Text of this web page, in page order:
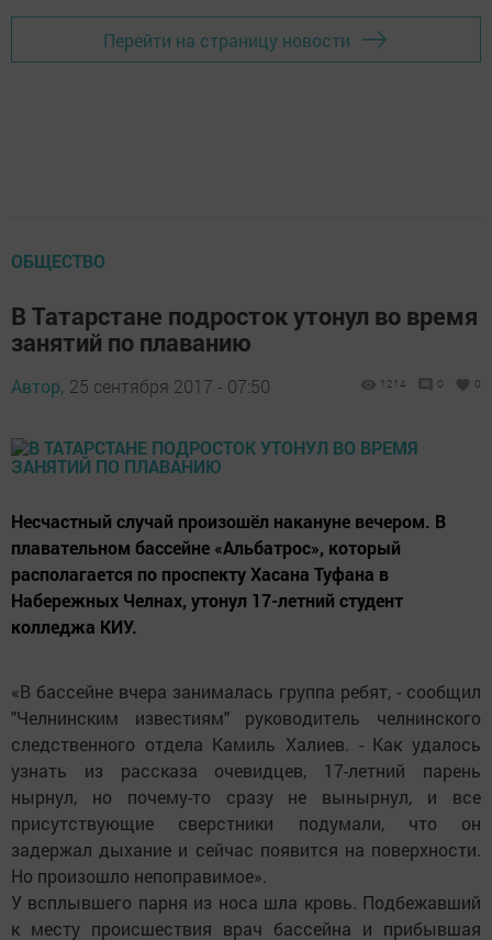
Перейти на страницу новости
ОБЩЕСТВО
В Татарстане подросток утонул во время
занятий по плаванию
Автор, 25 сентября 2017 - 07:50 1214 0 0
Несчастный случай произошёл накануне вечером. В
плавательном бассейне «Альбатрос», который
располагается по проспекту Хасана Туфана в
Набережных Челнах, утонул 17-летний студент
колледжа КИУ.
«В бассейне вчера занималась группа ребят, - сообщил
"Челнинским известиям" руководитель челнинского
следственного отдела Камиль Халиев. - Как удалось
узнать из рассказа очевидцев, 17-летний парень
нырнул, но почему-то сразу не вынырнул, и все
присутствующие сверстники подумали, что он
задержал дыхание и сейчас появится на поверхности.
Но произошло непоправимое».
У всплывшего парня из носа шла кровь. Подбежавший
к месту происшествия врач бассейна и прибывшая